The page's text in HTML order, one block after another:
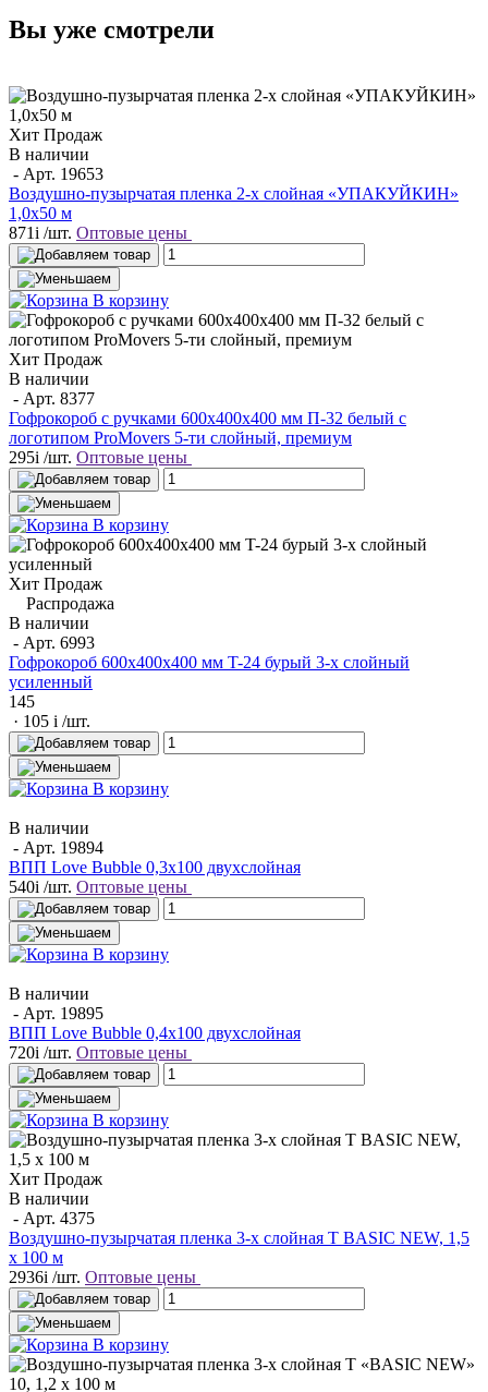
Вы уже смотрели
Хит Продаж
В наличии
- Арт. 19653
Воздушно-пузырчатая пленка 2-х слойная «УПАКУЙКИН»
1,0х50 м
871i /шт. Оптовые цены
В корзину
Хит Продаж
В наличии
- Арт. 8377
Гофрокороб с ручками 600х400х400 мм П-32 белый с
логотипом ProMovers 5-ти слойный, премиум
295i /шт. Оптовые цены
В корзину
Хит Продаж
Распродажа
В наличии
- Арт. 6993
Гофрокороб 600x400x400 мм T-24 бурый 3-х слойный
усиленный
145
· 105 i /шт.
В корзину
В наличии
- Арт. 19894
ВПП Love Bubble 0,3х100 двухслойная
540i /шт. Оптовые цены
В корзину
В наличии
- Арт. 19895
ВПП Love Bubble 0,4х100 двухслойная
720i /шт. Оптовые цены
В корзину
Хит Продаж
В наличии
- Арт. 4375
Воздушно-пузырчатая пленка 3-х слойная T BASIC NEW, 1,5
х 100 м
2936i /шт. Оптовые цены
В корзину